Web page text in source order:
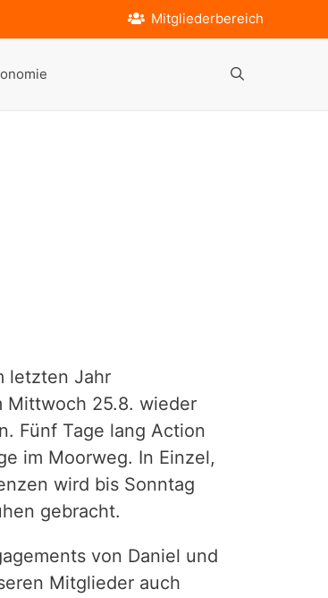
Mitgliederbereich
letzten Jahr
Mittwoch 25.8. wieder
Fünf Tage lang Action
im Moorweg. In Einzel,
wird bis Sonntag
gebracht.
von Daniel und
Mitglieder auch